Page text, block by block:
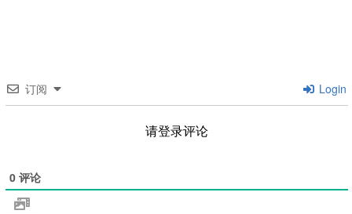
订阅 Login
请登录评论
0 评论